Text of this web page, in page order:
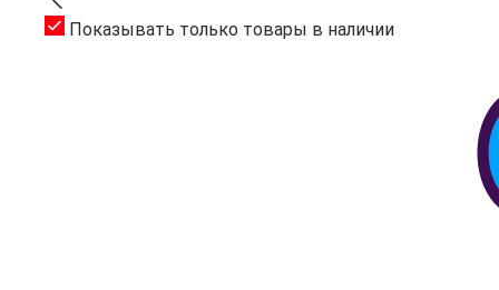
Показывать только товары в наличии